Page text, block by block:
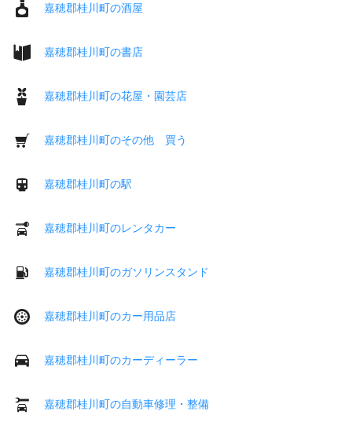
嘉穂郡桂川町の酒屋
嘉穂郡桂川町の書店
嘉穂郡桂川町の花屋・園芸店
嘉穂郡桂川町のその他 買う
嘉穂郡桂川町の駅
嘉穂郡桂川町のレンタカー
嘉穂郡桂川町のガソリンスタンド
嘉穂郡桂川町のカー用品店
嘉穂郡桂川町のカーディーラー
嘉穂郡桂川町の自動車修理・整備